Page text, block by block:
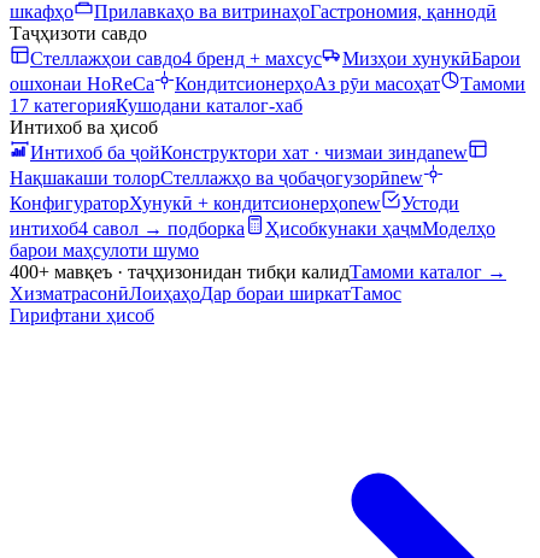
шкафҳо
Прилавкаҳо ва витринаҳоГастрономия, қаннодӣ
Таҷҳизоти савдо
Стеллажҳои савдо4 бренд + махсус Мизҳои хунукӣБарои
ошхонаи HoReCa
КондитсионерҳоАз рӯи масоҳат
Тамоми
17 категорияКушодани каталог-хаб
Интихоб ва ҳисоб
Интихоб ба ҷойКонструктори хат · чизмаи зиндаnew
Нақшакаши толорСтеллажҳо ва ҷобаҷогузорӣnew
КонфигураторХунукӣ + кондитсионерҳоnew
Устоди
интихоб4 савол → подборка Ҳисобкунаки ҳаҷмМоделҳо
барои маҳсулоти шумо
400+ мавқеъ · таҷҳизонидан тибқи калидТамоми каталог →
ХизматрасонӣЛоиҳаҳоДар бораи ширкатТамос
Гирифтани ҳисоб